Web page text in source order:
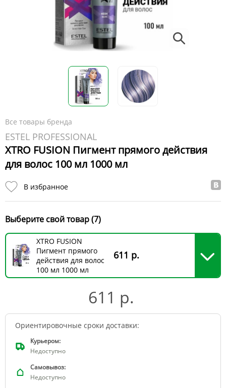
Все товары бренда
ESTEL PROFESSIONAL
XTRO FUSION Пигмент прямого действия
для волос 100 мл 1000 мл
В избранное
Выберите свой товар (7)
XTRO FUSION
Пигмент прямого
действия для волос
100 мл 1000 мл
611 р.
611 р.
Ориентировочные сроки доставки:
Курьером:
Недоступно
Самовывоз:
Недоступно